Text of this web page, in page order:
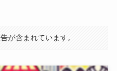
が含まれています。